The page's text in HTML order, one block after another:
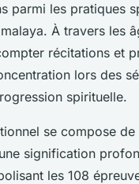
parmi les pratiques
À travers les
récitations et
lors des
spirituelle.
se compose de
signification
les 108